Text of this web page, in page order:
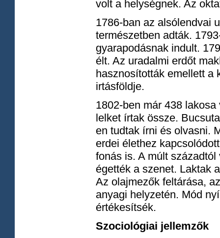
volt a helységnek. Az
1786-ban az alsólendvai
természetben adták.
gyarapodásnak indult.
élt. Az uradalmi erdőt
hasznosították emellett a
irtásföldje.
1802-ben már 438
lelket írtak össze.
en tudtak írni és olvasni.
erdei élethez
fonás is. A múlt
égették a szenet. Laktak
Az olajmezők feltárása,
anyagi helyzetén. Mód
értékesítsék.
Szociológiai jellemzők